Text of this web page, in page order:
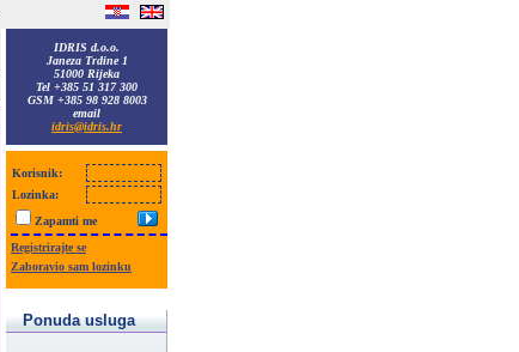
IDRIS d.o.o.
Janeza Trdine 1
51000 Rijeka
Tel +385 51 317 300
GSM +385 98 928 8003
email
idris@idris.hr
Korisnik:
Lozinka:
Zapamti me
Registrirajte se
Zaboravio sam lozinku
Ponuda usluga